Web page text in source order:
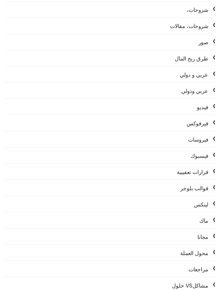
شروحات،
شروحات، مقالات
صور
طرق ربح المال
عربي و دولي
عربي ودولي
فيديو
فيرفوكس
فيروسات
فيسبوك
قرارات تعقيبية
قوالب بلوجر
لينكس
ماك
مجانا
محول العملة
مراجعات
مشاكلVS حلول